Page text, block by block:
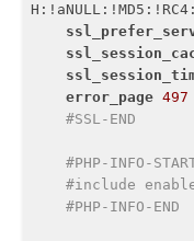
error_page 497
#SSL-END
#PHP-INFO-
#include
#PHP-INFO-END